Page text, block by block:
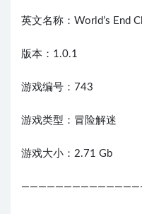
英文名称：World’s End
版本：1.0.1
游戏编号：743
游戏类型：冒险解迷
游戏大小：2.71 Gb